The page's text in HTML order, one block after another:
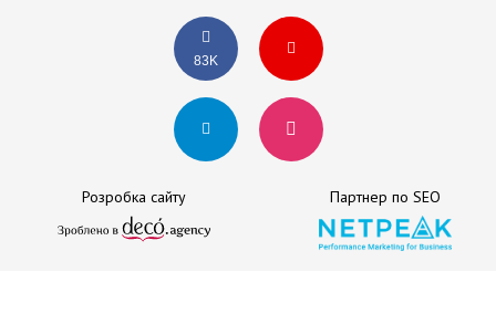
83K
Розробка сайту Партнер по SEO